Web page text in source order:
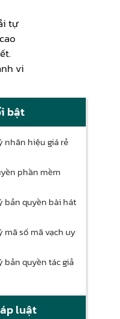
tự
vi
bật
nhãn hiệu giá rẻ
phần mềm
bản quyền bài hát
mã số mã vạch uy
bản quyền tác giả
luật